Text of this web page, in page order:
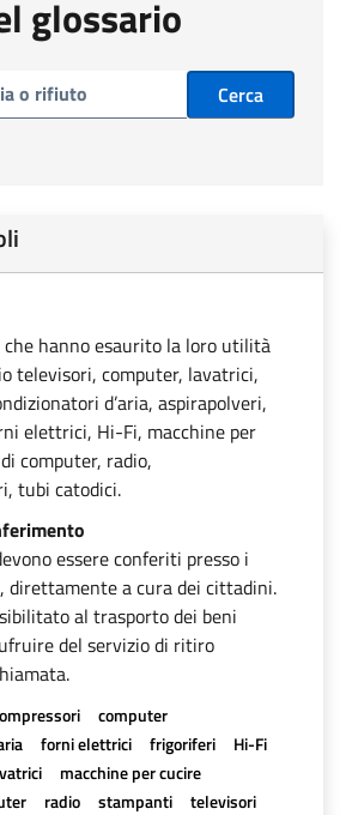
glossario
Cerca
hanno esaurito la loro utilità
televisori, computer, lavatrici,
d’aria, aspirapolveri,
elettrici, Hi-Fi, macchine per
computer, radio,
tubi catodici.
essere conferiti presso i
direttamente a cura dei cittadini.
al trasporto dei beni
del servizio di ritiro
computer
forni elettrici frigoriferi
Hi-Fi
macchine per cucire
radio stampanti
televisori